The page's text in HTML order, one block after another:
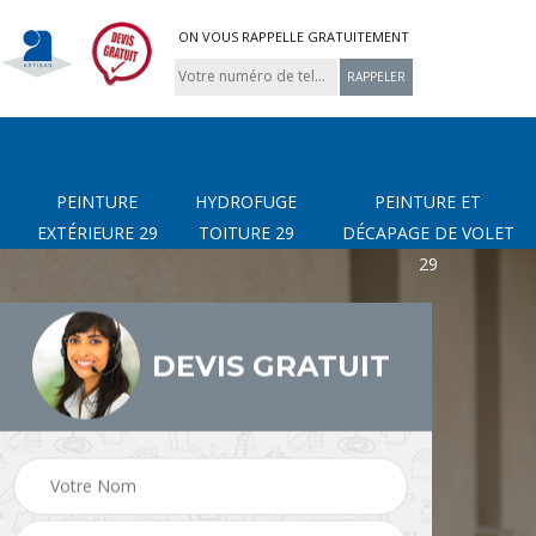
ON VOUS RAPPELLE GRATUITEMENT
PEINTURE
EXTÉRIEURE 29
HYDROFUGE
TOITURE 29
PEINTURE ET
DÉCAPAGE DE VOLET
29
Nettoyage de terrasse Peinture Extérieure 29
DEVIS GRATUIT